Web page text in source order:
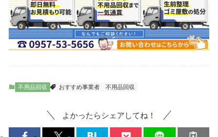
不用品回収 おすすめ事業者 不用品回収
よかったらシェアしてね！